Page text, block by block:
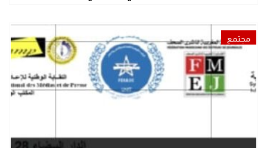
مجتمع